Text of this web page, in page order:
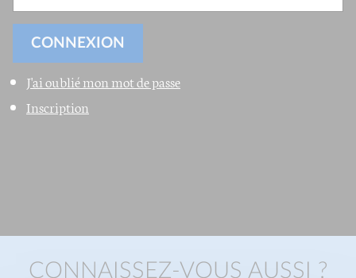
J'ai oublié mon mot de passe
Inscription
CONNAISSEZ-VOUS AUSSI ?